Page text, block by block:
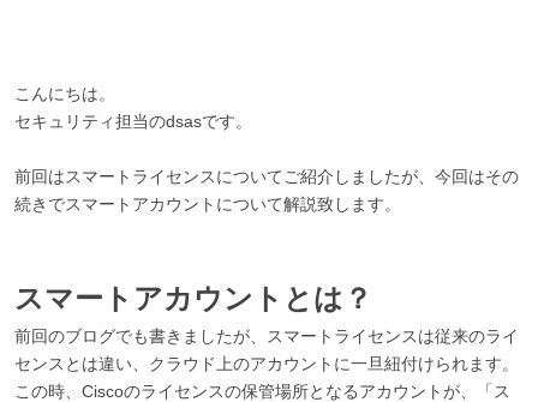
こんにちは。
セキュリティ担当のdsasです。
前回はスマートライセンスについてご紹介しましたが、今回はその
続きでスマートアカウントについて解説致します。
スマートアカウントとは？
前回のブログでも書きましたが、スマートライセンスは従来のライ
センスとは違い、クラウド上のアカウントに一旦紐付けられます。
この時、Ciscoのライセンスの保管場所となるアカウントが、「ス